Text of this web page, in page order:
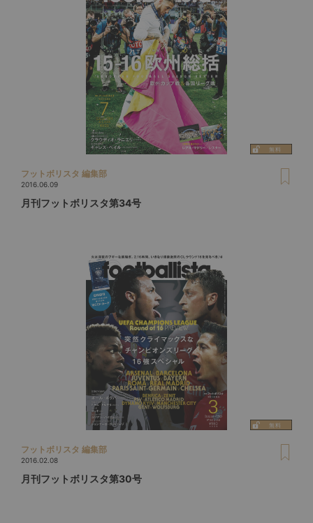
フットボリスタ 編集部
2016.06.09
月刊フットボリスタ第34号
フットボリスタ 編集部
2016.02.08
月刊フットボリスタ第30号